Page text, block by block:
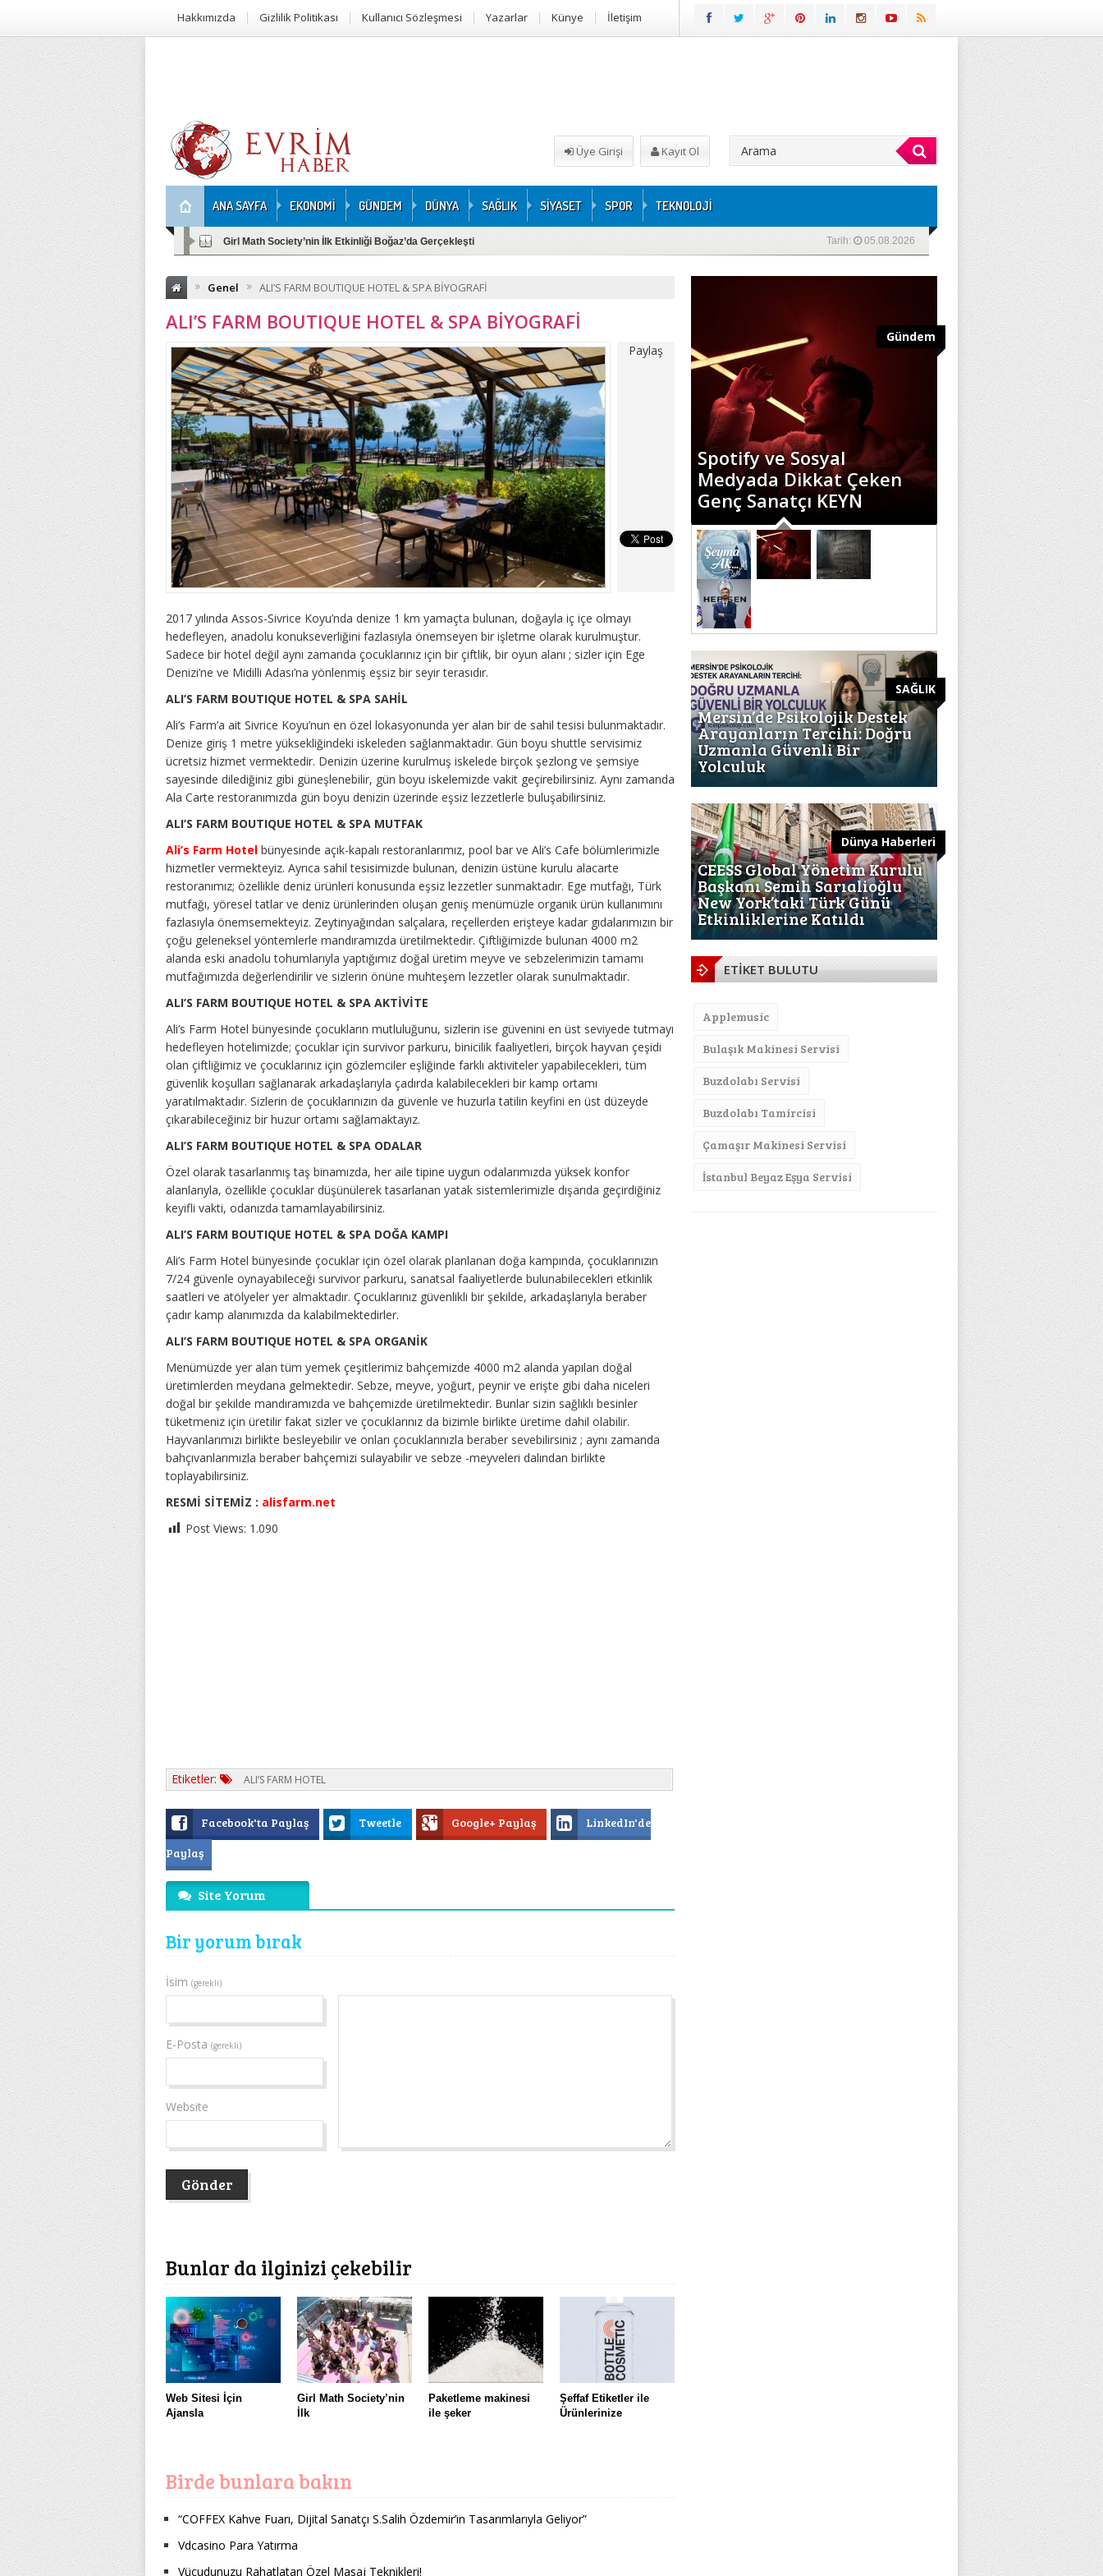
Hakkımızda Gizlilik Politikası Kullanıcı Sözleşmesi Yazarlar Künye İletişim
Üye Girişi Kayıt Ol
ANA SAYFA EKONOMİ GÜNDEM DÜNYA SAĞLIK SİYASET SPOR TEKNOLOJİ
Tarih: 05.08.2026
Girl Math Society’nin İlk Etkinliği Boğaz’da Gerçekleşti
» Genel » ALI’S FARM BOUTIQUE HOTEL & SPA BİYOGRAFİ
ALI’S FARM BOUTIQUE HOTEL & SPA BİYOGRAFİ
Paylaş
2017 yılında Assos-Sivrice Koyu’nda denize 1 km yamaçta bulunan, doğayla iç içe olmayı
hedefleyen, anadolu konukseverliğini fazlasıyla önemseyen bir işletme olarak kurulmuştur.
Sadece bir hotel değil aynı zamanda çocuklarınız için bir çiftlik, bir oyun alanı ; sizler için Ege
Denizi’ne ve Midilli Adası’na yönlenmiş eşsiz bir seyir terasıdır.
ALI’S FARM BOUTIQUE HOTEL & SPA SAHİL
Ali’s Farm’a ait Sivrice Koyu’nun en özel lokasyonunda yer alan bir de sahil tesisi bulunmaktadır.
Denize giriş 1 metre yüksekliğindeki iskeleden sağlanmaktadır. Gün boyu shuttle servisimiz
ücretsiz hizmet vermektedir. Denizin üzerine kurulmuş iskelede birçok şezlong ve şemsiye
sayesinde dilediğiniz gibi güneşlenebilir, gün boyu iskelemizde vakit geçirebilirsiniz. Aynı zamanda
Ala Carte restoranımızda gün boyu denizin üzerinde eşsiz lezzetlerle buluşabilirsiniz.
ALI’S FARM BOUTIQUE HOTEL & SPA MUTFAK
Ali’s Farm Hotel bünyesinde açık-kapalı restoranlarımız, pool bar ve Ali’s Cafe bölümlerimizle
hizmetler vermekteyiz. Ayrıca sahil tesisimizde bulunan, denizin üstüne kurulu alacarte
restoranımız; özellikle deniz ürünleri konusunda eşsiz lezzetler sunmaktadır. Ege mutfağı, Türk
mutfağı, yöresel tatlar ve deniz ürünlerinden oluşan geniş menümüzle organik ürün kullanımını
fazlasıyla önemsemekteyiz. Zeytinyağından salçalara, reçellerden erişteye kadar gıdalarımızın bir
çoğu geleneksel yöntemlerle mandıramızda üretilmektedir. Çiftliğimizde bulunan 4000 m2
alanda eski anadolu tohumlarıyla yaptığımız doğal üretim meyve ve sebzelerimizin tamamı
mutfağımızda değerlendirilir ve sizlerin önüne muhteşem lezzetler olarak sunulmaktadır.
ALI’S FARM BOUTIQUE HOTEL & SPA AKTİVİTE
Ali’s Farm Hotel bünyesinde çocukların mutluluğunu, sizlerin ise güvenini en üst seviyede tutmayı
hedefleyen hotelimizde; çocuklar için survivor parkuru, binicilik faaliyetleri, birçok hayvan çeşidi
olan çiftliğimiz ve çocuklarınız için gözlemciler eşliğinde farklı aktiviteler yapabilecekleri, tüm
güvenlik koşulları sağlanarak arkadaşlarıyla çadırda kalabilecekleri bir kamp ortamı
yaratılmaktadır. Sizlerin de çocuklarınızın da güvenle ve huzurla tatilin keyfini en üst düzeyde
çıkarabileceğiniz bir huzur ortamı sağlamaktayız.
ALI’S FARM BOUTIQUE HOTEL & SPA ODALAR
Özel olarak tasarlanmış taş binamızda, her aile tipine uygun odalarımızda yüksek konfor
alanlarıyla, özellikle çocuklar düşünülerek tasarlanan yatak sistemlerimizle dışarıda geçirdiğiniz
keyifli vakti, odanızda tamamlayabilirsiniz.
ALI’S FARM BOUTIQUE HOTEL & SPA DOĞA KAMPI
Ali’s Farm Hotel bünyesinde çocuklar için özel olarak planlanan doğa kampında, çocuklarınızın
7/24 güvenle oynayabileceği survivor parkuru, sanatsal faaliyetlerde bulunabilecekleri etkinlik
saatleri ve atölyeler yer almaktadır. Çocuklarınız güvenlikli bir şekilde, arkadaşlarıyla beraber
çadır kamp alanımızda da kalabilmektedirler.
ALI’S FARM BOUTIQUE HOTEL & SPA ORGANİK
Menümüzde yer alan tüm yemek çeşitlerimiz bahçemizde 4000 m2 alanda yapılan doğal
üretimlerden meydana gelmektedir. Sebze, meyve, yoğurt, peynir ve erişte gibi daha niceleri
doğal bir şekilde mandıramızda ve bahçemizde üretilmektedir. Bunlar sizin sağlıklı besinler
tüketmeniz için üretilir fakat sizler ve çocuklarınız da bizimle birlikte üretime dahil olabilir.
Hayvanlarımızı birlikte besleyebilir ve onları çocuklarınızla beraber sevebilirsiniz ; aynı zamanda
bahçıvanlarımızla beraber bahçemizi sulayabilir ve sebze -meyveleri dalından birlikte
toplayabilirsiniz.
RESMİ SİTEMİZ : alisfarm.net
Post Views: 1.090
Etiketler: ALI’S FARM HOTEL
Facebook'ta Paylaş Tweetle Google+ Paylaş
LinkedIn'de
Paylaş
Site Yorum
Bir yorum bırak
İsim (gerekli)
E-Posta (gerekli)
Website
Bunlar da ilginizi çekebilir
Web Sitesi İçin
Ajansla
Girl Math Society’nin
İlk
Paketleme makinesi
ile şeker
Şeffaf Etiketler ile
Ürünlerinize
Birde bunlara bakın
“COFFEX Kahve Fuarı, Dijital Sanatçı S.Salih Özdemir’in Tasarımlarıyla Geliyor”
Vdcasino Para Yatırma
Vücudunuzu Rahatlatan Özel Masaj Teknikleri!
Gündem
“Mert Diyemiyorlar, Sert
Diyorlar!” İbrahim Murat
Gündüz’ün Sözleri Sosyal
Medyada Gündem Oldu
SAĞLIK
Mersin’de Psikolojik Destek
Arayanların Tercihi: Doğru
Uzmanla Güvenli Bir
Yolculuk
Dünya Haberleri
CEESS Global Yönetim Kurulu
Başkanı Semih Sarıalioğlu
New York’taki Türk Günü
Etkinliklerine Katıldı
ETİKET BULUTU
Applemusic
Bulaşık Makinesi Servisi
Buzdolabı Servisi
Buzdolabı Tamircisi
Çamaşır Makinesi Servisi
İstanbul Beyaz Eşya Servisi